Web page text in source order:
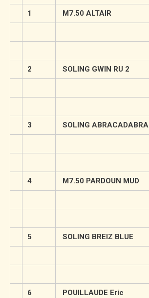
1 M7.50 ALTAIR
2 SOLING GWIN RU 2
3 SOLING ABRACADABRA
4 M7.50 PARDOUN MUD
5 SOLING BREIZ BLUE
6 POUILLAUDE Eric